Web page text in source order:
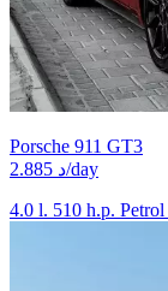
Porsche 911 GT3
2.885 د/day
4.0 l. 510 h.p. Petrol